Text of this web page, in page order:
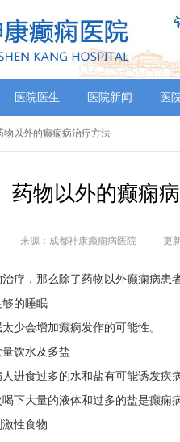
医院医生 医院新闻 医
物以外的癫痫病治疗方法
药物以外的癫痫
来源：成都神康癫痫病医院 更
疗，那么除了药物以外癫痫病患
够的睡眠
少会增加癫痫发作的可能性。
饮水及多盐
进食过多的水和盐有可能诱发疾
下大量的液体和过多的盐是癫痫
性食物